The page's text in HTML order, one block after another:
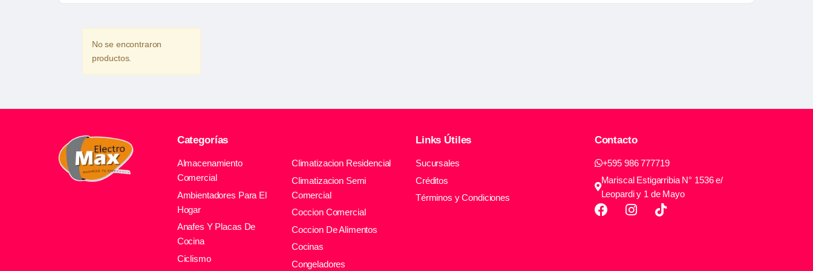
No se encontraron
productos.
Categorías
Almacenamiento
Comercial
Ambientadores Para El
Hogar
Anafes Y Placas De
Cocina
Ciclismo
Climatizacion Residencial
Climatizacion Semi
Comercial
Coccion Comercial
Coccion De Alimentos
Cocinas
Congeladores
Links Útiles
Sucursales
Créditos
Términos y Condiciones
Contacto
+595 986 777719
Mariscal Estigarribia N° 1536 e/
Leopardi y 1 de Mayo